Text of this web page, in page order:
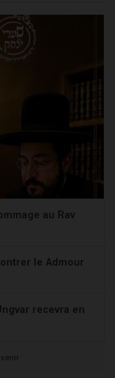
au Rav
le Admour
recevra en